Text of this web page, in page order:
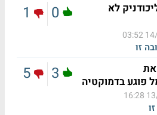
לא
14/
זו
0
1
פוגע בדמוקטיה
13/
3
5